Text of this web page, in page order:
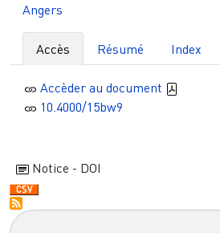
Angers
Accès Résumé Index
Accèder au document
10.4000/15bw9
Notice - DOI